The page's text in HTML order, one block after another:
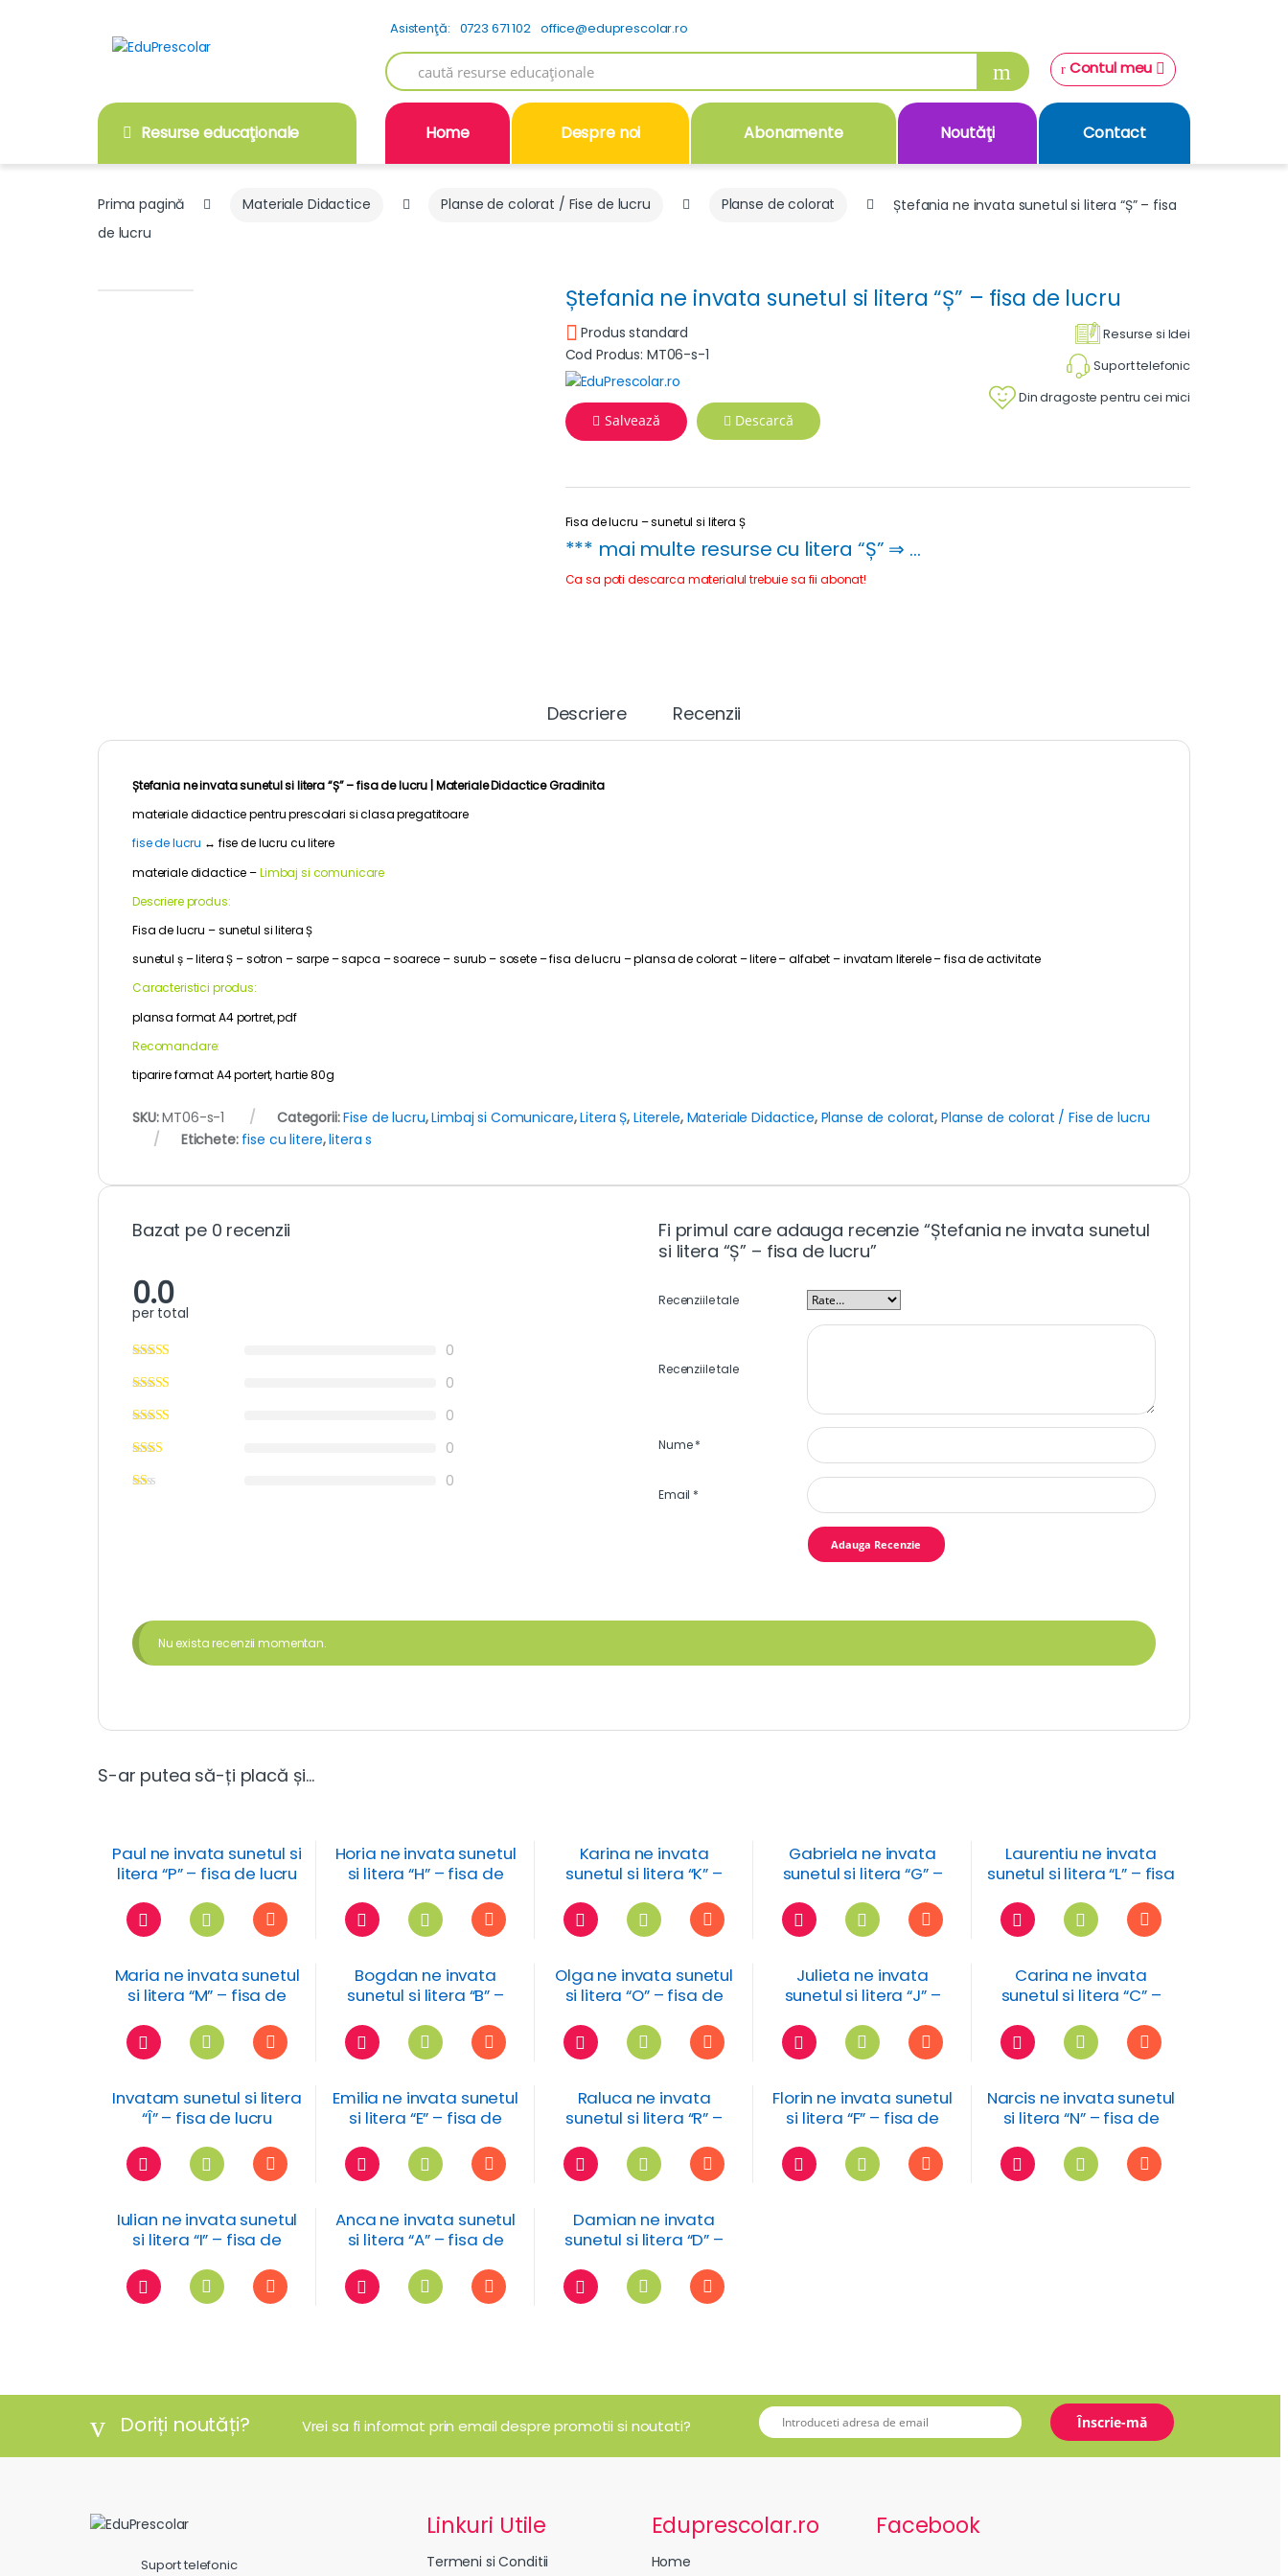
Asistenţă: 0723 671 102 office@eduprescolar.ro
Search
for:
Contul meu
Resurse educaţionale Home Despre noi Abonamente Noutăţi Contact
Prima pagină Materiale Didactice Planse de colorat / Fise de lucru Planse de colorat
Ștefania ne invata sunetul si litera “Ș” – fisa
de lucru
Ștefania ne invata sunetul si litera “Ș” – fisa de lucru
Resurse si Idei
Suport telefonic
Din dragoste pentru cei mici
Produs standard
Cod Produs: MT06-s-1
Salvează Descarcă
Fisa de lucru – sunetul si litera Ș
*** mai multe resurse cu litera “Ș” ⇒ …
Ca sa poti descarca materialul trebuie sa fii abonat!
Descriere Recenzii
Ștefania ne invata sunetul si litera “Ș” – fisa de lucru | Materiale Didactice Gradinita
materiale didactice pentruprescolari si clasa pregatitoare
fise de lucru ↔ fise de lucru cu litere
materiale didactice –Limbaj si comunicare
Descriere produs:
Fisa de lucru – sunetul si litera Ș
sunetul ș – litera Ș – sotron – sarpe – sapca – soarece – surub – sosete – fisa de lucru – plansa de colorat – litere – alfabet – invatam literele – fisa de activitate
Caracteristici produs:
plansa format A4 portret, pdf
Recomandare:
tiparire format A4 portert, hartie 80g
SKU:MT06-s-1 Categorii:Fise de lucru,Limbaj si Comunicare,Litera Ș, Literele, Materiale Didactice, Planse de colorat, Planse de colorat / Fise de lucru
Etichete: fise cu litere,litera s
Bazat pe 0 recenzii
0.0
per total
0
0
0
0
0
Fi primul care adauga recenzie “Ștefania ne invata sunetul
si litera “Ș” – fisa de lucru”
Recenziile tale
Recenziile tale
Nume*
Email *
Nu exista recenzii momentan.
S-ar putea să-ți placă și…
Paul ne invata sunetul si
litera “P” – fisa de lucru
Horia ne invata sunetul
si litera “H” – fisa de
Karina ne invata
sunetul si litera “K” –
Gabriela ne invata
sunetul si litera “G” –
Laurentiu ne invata
sunetul si litera “L” – fisa
Maria ne invata sunetul
si litera “M” – fisa de
Bogdan ne invata
sunetul si litera “B” –
Olga ne invata sunetul
si litera “O” – fisa de
Julieta ne invata
sunetul si litera “J” –
Carina ne invata
sunetul si litera “C” –
Invatam sunetul si litera
“Î” – fisa de lucru
Emilia ne invata sunetul
si litera “E” – fisa de
Raluca ne invata
sunetul si litera “R” –
Florin ne invata sunetul
si litera “F” – fisa de
Narcis ne invata sunetul
si litera “N” – fisa de
Iulian ne invata sunetul
si litera “I” – fisa de
Anca ne invata sunetul
si litera “A” – fisa de
Damian ne invata
sunetul si litera “D” –
Doriți noutăți? Vrei sa fi informat prin email despre promotii si noutati?
Suport telefonic
Linkuri Utile
Termeni si Conditii
Eduprescolar.ro
Home
Facebook